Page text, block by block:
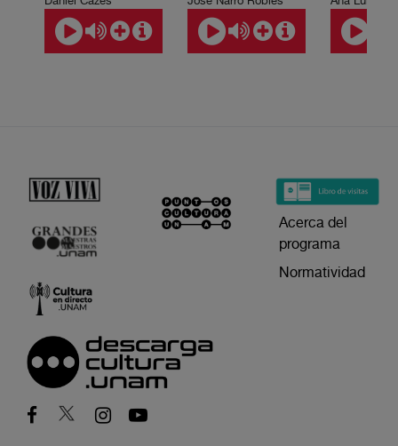
Acerca del
programa
Normatividad